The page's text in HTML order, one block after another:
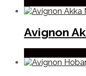
Avignon